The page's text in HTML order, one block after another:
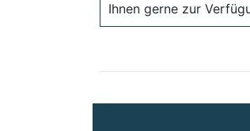
Ihnen gerne zur